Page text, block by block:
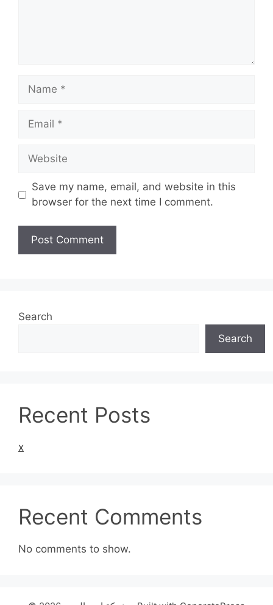
Name
Email
Website
Save my name, email, and website in this
browser for the next time I comment.
Search
Search
Recent Posts
x
Recent Comments
No comments to show.